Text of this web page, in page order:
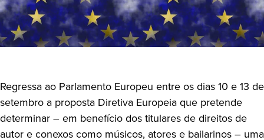
Regressa ao Parlamento Europeu entre os dias 10 e 13 de
setembro a proposta Diretiva Europeia que pretende
determinar – em benefício dos titulares de direitos de
autor e conexos como músicos, atores e bailarinos – uma